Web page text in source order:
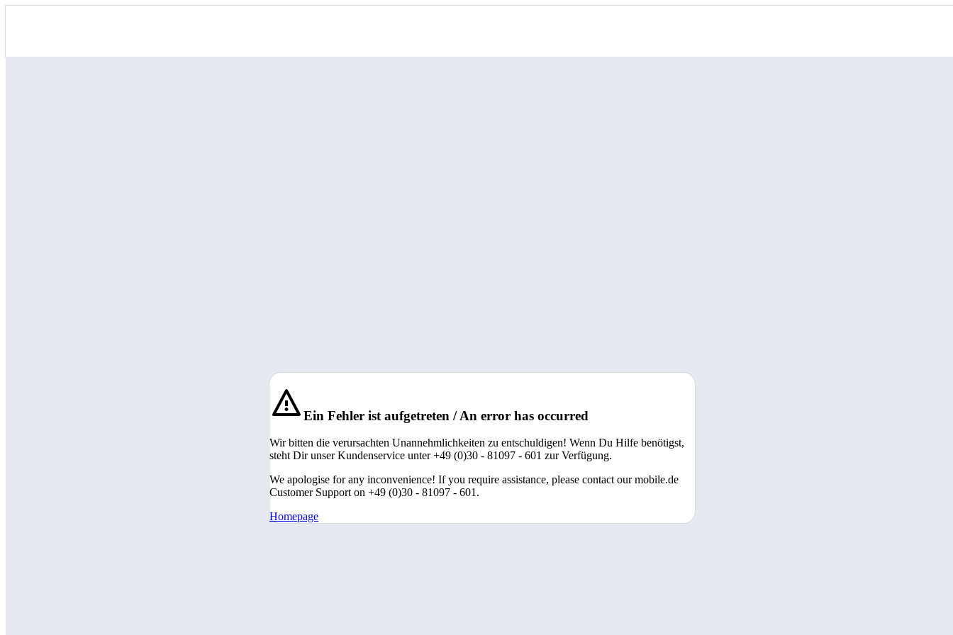
Ein Fehler ist aufgetreten / An error has occurred
Wir bitten die verursachten Unannehmlichkeiten zu entschuldigen! Wenn Du Hilfe benötigst,
steht Dir unser Kundenservice unter +49 (0)30 - 81097 - 601 zur Verfügung.
We apologise for any inconvenience! If you require assistance, please contact our mobile.de
Customer Support on +49 (0)30 - 81097 - 601.
Homepage